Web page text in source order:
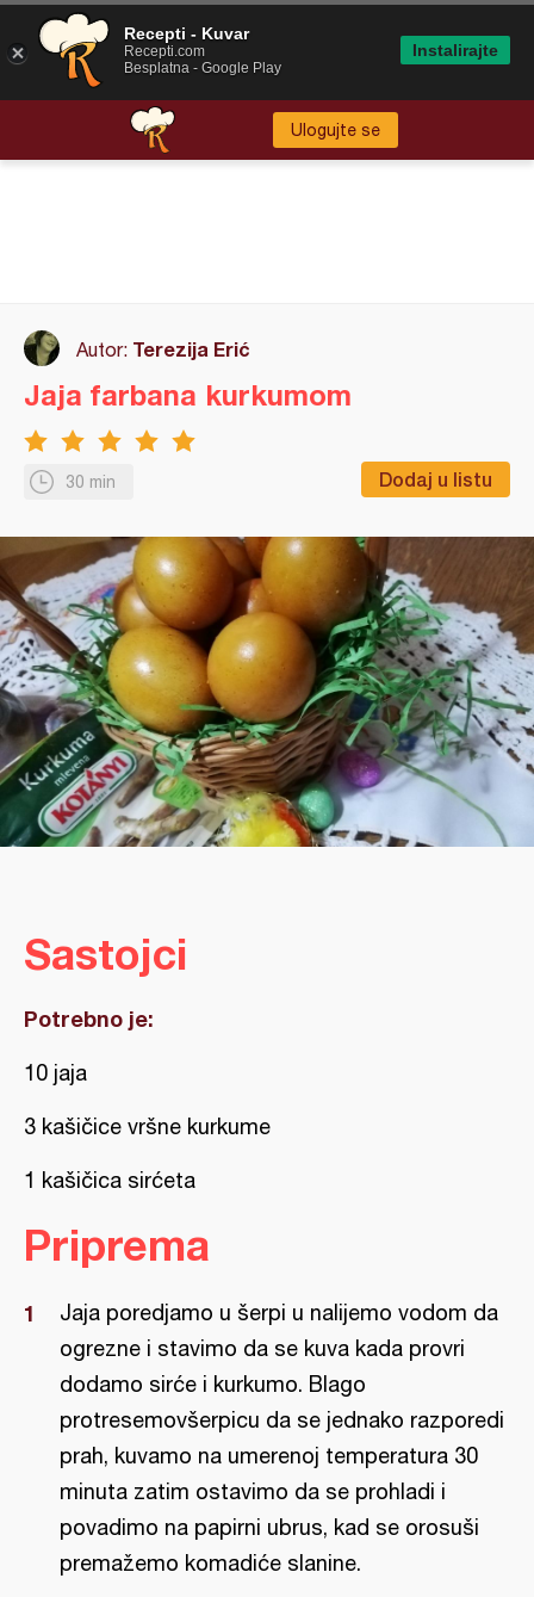
Ulogujte se
Autor: Terezija Erić
30 min Dodaj u listu
Jaja farbana kurkumom
Sastojci
Potrebno je:
10 jaja
3 kašičice vršne kurkume
1 kašičica sirćeta
Priprema
Jaja poredjamo u šerpi u nalijemo vodom da
ogrezne i stavimo da se kuva kada provri
dodamo sirće i kurkumo. Blago
protresemovšerpicu da se jednako razporedi
prah, kuvamo na umerenoj temperatura 30
minuta zatim ostavimo da se prohladi i
povadimo na papirni ubrus, kad se orosuši
premažemo komadiće slanine.
Recepti - Kuvar
Recepti.com
Besplatna - Google Play
Instalirajte